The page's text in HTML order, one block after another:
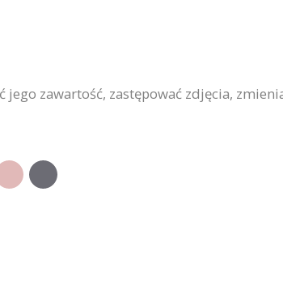
zawartość, zastępować zdjęcia,